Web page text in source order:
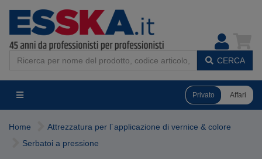
CERCA
Privato Affari
Home
Attrezzatura per l´applicazione di vernice & colore
Serbatoi a pressione